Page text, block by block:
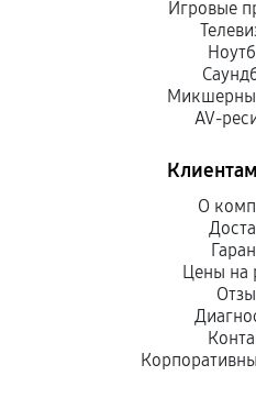
Игровые
AV-
О
Цены на